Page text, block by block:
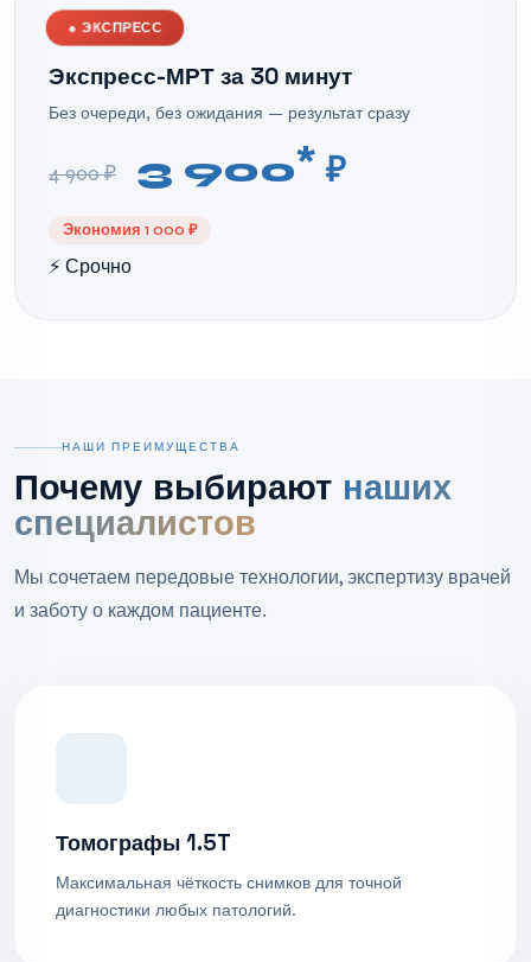
● ЭКСПРЕСС
Экспресс-МРТ за 30 минут
Без очереди, без ожидания — результат сразу
4 900 ₽ 3 900* ₽
Экономия 1 000 ₽
⚡ Срочно
НАШИ ПРЕИМУЩЕСТВА
Почему выбирают наших
специалистов
Мы сочетаем передовые технологии, экспертизу врачей
и заботу о каждом пациенте.
Томографы 1.5T
Максимальная чёткость снимков для точной
диагностики любых патологий.